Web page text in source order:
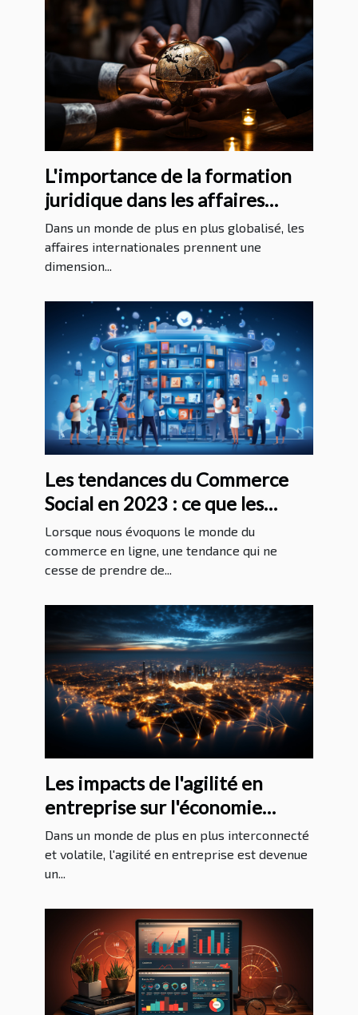
L'importance de la formation
juridique dans les affaires
internationales
Dans un monde de plus en plus globalisé, les
affaires internationales prennent une
dimension...
Les tendances du Commerce
Social en 2023 : ce que les
entreprises doivent savoir pour
réussir
Lorsque nous évoquons le monde du
commerce en ligne, une tendance qui ne
cesse de prendre de...
Les impacts de l'agilité en
entreprise sur l'économie
mondiale
Dans un monde de plus en plus interconnecté
et volatile, l'agilité en entreprise est devenue
un...